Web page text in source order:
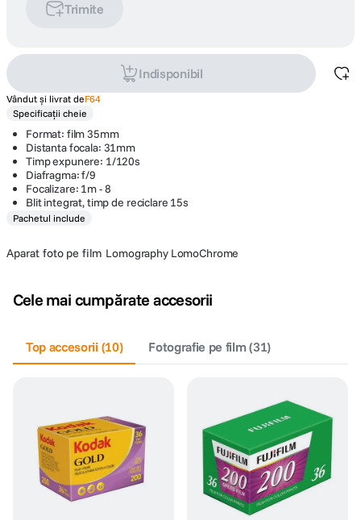
Trimite
Indisponibil
Vândut și livrat deF64
Specificații cheie
Format: film 35mm
Distanta focala: 31mm
Timp expunere: 1/120s
Diafragma: f/9
Focalizare: 1m - 8
Blit integrat, timp de reciclare 15s
Pachetul include
Aparat foto pe film Lomography LomoChrome
Cele mai cumpărate accesorii
Top accesorii (10) Fotografie pe film(31)